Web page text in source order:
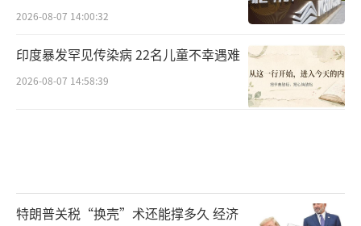
2026-08-07 14:00:32
印度暴发罕见传染病 22名儿童不幸遇难
2026-08-07 14:58:39
特朗普关税“换壳”术还能撑多久 经济